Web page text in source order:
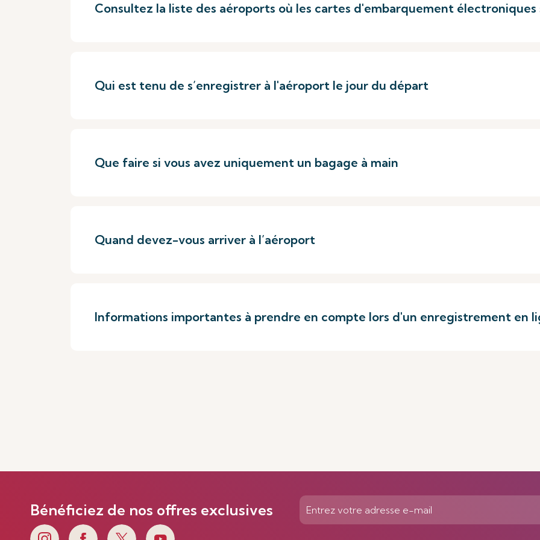
Consultez la liste des aéroports où les cartes d'embarquement électroniques
Qui est tenu de s’enregistrer à l'aéroport le jour du départ
Que faire si vous avez uniquement un bagage à main
Quand devez-vous arriver à l’aéroport
Informations importantes à prendre en compte lors d'un enregistrement en
Bénéficiez de nos offres exclusives